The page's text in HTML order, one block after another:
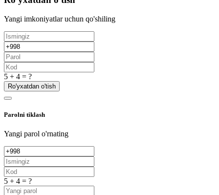
Yangi imkoniyatlar uchun qo'shiling
5 + 4 = ?
Ro'yxatdan o'tish
Parolni tiklash
Yangi parol o'rnating
5 + 4 = ?